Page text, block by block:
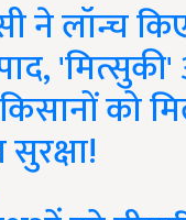
ने लॉन्च
को